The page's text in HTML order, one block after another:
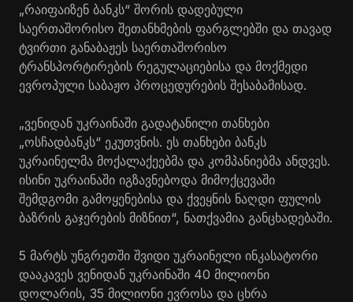
„რაიფაიზენ ბანკს“ შორის დადებული
საერთაშორისო შეთანხმების ფარგლებში და თავად
ტვირთი განაბაჟეს საერთაშორისო
ტრანსპორტირების რეგულაციებისა და მოქმედი
ევროპული საბაჟო პროცედურების შესაბამისად.
„ვენიდან უკრაინაში გადატანილი თანხები
„ოსჩადბანკს“ ეკუთვნის. ეს თანხები ბანკს
უკრაინელმა მოქალაქეებმა და კომპანიებმა ანდვეს.
ისინი უკრაინაში იგზავნებოდა მიმოქცევაში
შემდგომი გამოყენებისა და ქვეყნის ნაღდი ფულის
ბაზრის გაჯერების მიზნით“, ნათქვამია განცხადებაში.
5 მარტს უნგრეთში შვიდი უკრაინელი ინკასატორი
დააკავეს ვენიდან უკრაინაში 40 მილიონი
დოლარის, 35 მილიონი ევროსა და ცხრა